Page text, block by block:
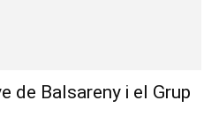
de Balsareny i el Grup